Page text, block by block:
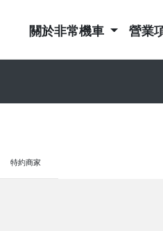
關於非常機車 營業
特約商家